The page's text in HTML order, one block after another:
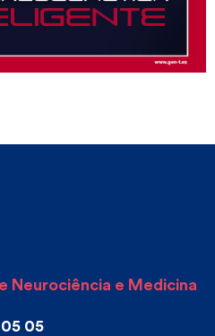
Neurociência e Medicina
05